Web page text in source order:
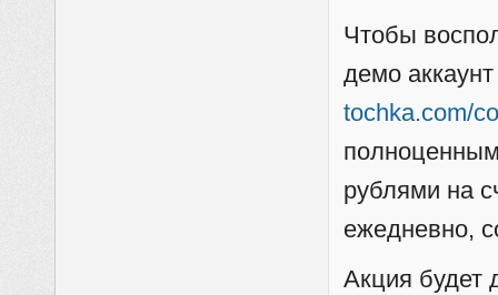
Чтобы
демо
tochka.com/
рублями на
ежедневно,
Акция будет